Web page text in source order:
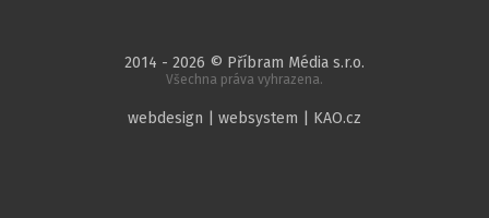
2014 - 2026 © Příbram Média s.r.o.
Všechna práva vyhrazena.
webdesign | websystem | KAO.cz